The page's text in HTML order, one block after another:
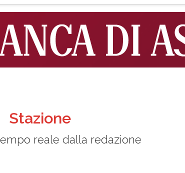
Stazione
reale dalla redazione